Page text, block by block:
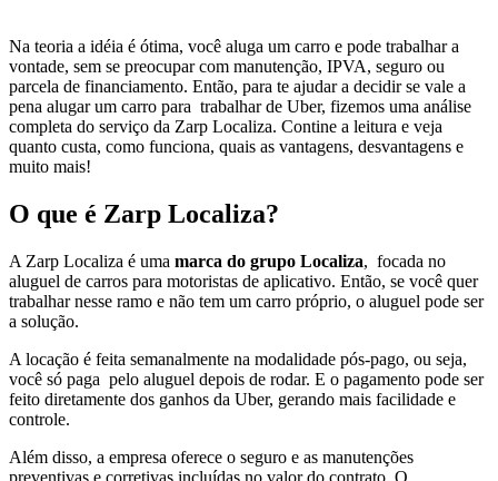
Na teoria a idéia é ótima, você aluga um carro e pode trabalhar a
vontade, sem se preocupar com manutenção, IPVA, seguro ou
parcela de financiamento. Então, para te ajudar a decidir se vale a
pena alugar um carro para trabalhar de Uber, fizemos uma análise
completa do serviço da Zarp Localiza. Contine a leitura e veja
quanto custa, como funciona, quais as vantagens, desvantagens e
muito mais!
O que é Zarp Localiza?
A Zarp Localiza é uma marca do grupo Localiza, focada no
aluguel de carros para motoristas de aplicativo. Então, se você quer
trabalhar nesse ramo e não tem um carro próprio, o aluguel pode ser
a solução.
A locação é feita semanalmente na modalidade pós-pago, ou seja,
você só paga pelo aluguel depois de rodar. E o pagamento pode ser
feito diretamente dos ganhos da Uber, gerando mais facilidade e
controle.
Além disso, a empresa oferece o seguro e as manutenções
preventivas e corretivas incluídas no valor do contrato. O